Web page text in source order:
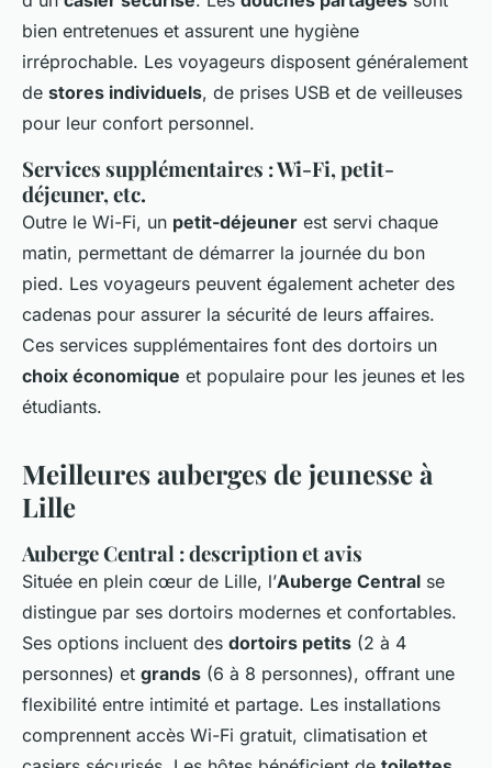
bien entretenues et assurent une hygiène
irréprochable. Les voyageurs disposent généralement
de stores individuels, de prises USB et de veilleuses
pour leur confort personnel.
Services supplémentaires : Wi-Fi, petit-
déjeuner, etc.
Outre le Wi-Fi, un petit-déjeuner est servi chaque
matin, permettant de démarrer la journée du bon
pied. Les voyageurs peuvent également acheter des
cadenas pour assurer la sécurité de leurs affaires.
Ces services supplémentaires font des dortoirs un
choix économique et populaire pour les jeunes et les
étudiants.
Meilleures auberges de jeunesse à
Lille
Auberge Central : description et avis
Située en plein cœur de Lille, l’Auberge Central se
distingue par ses dortoirs modernes et confortables.
Ses options incluent des dortoirs petits (2 à 4
personnes) et grands (6 à 8 personnes), offrant une
flexibilité entre intimité et partage. Les installations
comprennent accès Wi-Fi gratuit, climatisation et